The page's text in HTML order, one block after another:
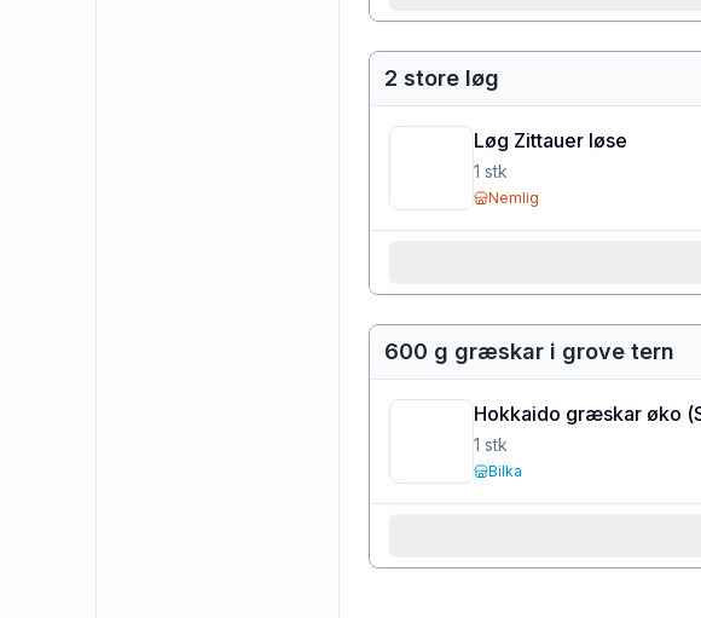
2 store løg
Løg Zittauer løse
1 stk
Nemlig
600 g græskar i grove tern
Hokkaido græskar øko (
1 stk
Bilka